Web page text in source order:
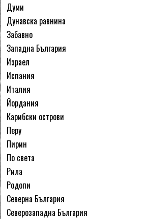
Думи
Дунавска равнина
Забавно
Западна България
Израел
Испания
Италия
Йордания
Карибски острови
Перу
Пирин
По света
Рила
Родопи
Северна България
Северозападна България